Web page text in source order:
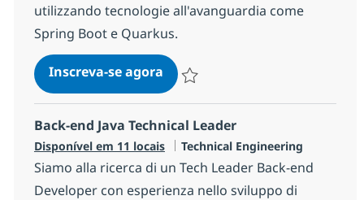
utilizzando tecnologie all'avanguardia come
Spring Boot e Quarkus.
Inscreva-se agoraSenior Back-end Java
Back-end Java Technical Leader
Disponível em 11 locais Categoria
Technical Engineering
Siamo alla ricerca di un Tech Leader Back-end
Developer con esperienza nello sviluppo di